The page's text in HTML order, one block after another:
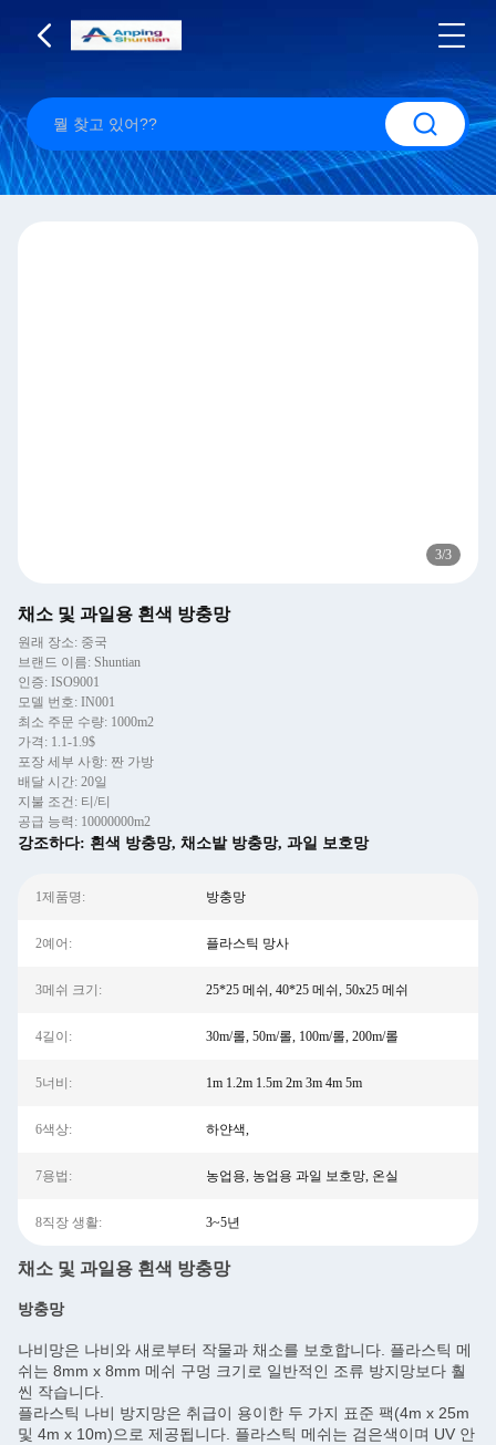
3/3
채소 및 과일용 흰색 방충망
원래 장소: 중국
브랜드 이름: Shuntian
인증: ISO9001
모델 번호: IN001
최소 주문 수량: 1000m2
가격: 1.1-1.9$
포장 세부 사항: 짠 가방
배달 시간: 20일
지불 조건: 티/티
공급 능력: 10000000m2
강조하다: 흰색 방충망, 채소밭 방충망, 과일 보호망
1제품명: 방충망
2예어: 플라스틱 망사
3메쉬 크기: 25*25 메쉬, 40*25 메쉬, 50x25 메쉬
4길이: 30m/롤, 50m/롤, 100m/롤, 200m/롤
5너비: 1m 1.2m 1.5m 2m 3m 4m 5m
6색상: 하얀색,
7용법: 농업용, 농업용 과일 보호망, 온실
8직장 생활: 3~5년
채소 및 과일용 흰색 방충망
방충망
나비망은 나비와 새로부터 작물과 채소를 보호합니다. 플라스틱 메
쉬는 8mm x 8mm 메쉬 구멍 크기로 일반적인 조류 방지망보다 훨
씬 작습니다.
플라스틱 나비 방지망은 취급이 용이한 두 가지 표준 팩(4m x 25m
및 4m x 10m)으로 제공됩니다. 플라스틱 메쉬는 검은색이며 UV 안